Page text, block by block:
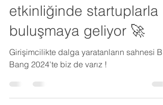
etkinliğinde startuplarla
buluşmaya geliyor 🚀
Girişimcilikte dalga yaratanların sahnesi
Bang 2024'te biz de varız !